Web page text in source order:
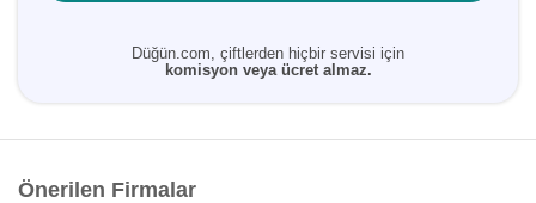
Düğün.com, çiftlerden hiçbir servisi için
komisyon veya ücret almaz.
Önerilen Firmalar